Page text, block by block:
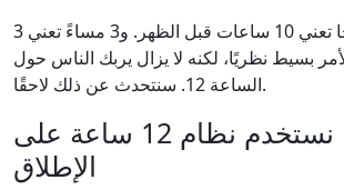
إذن 10 صباحًا تعني 10 ساعات قبل الظهر. و3 مساءً تعني 3
بسيط نظريًا، لكنه لا يزال يربك الناس حول
الساعة 12. سنتحدث عن ذلك لاحقًا.
لماذا نستخدم نظام 12 ساعة على
الإطلاق